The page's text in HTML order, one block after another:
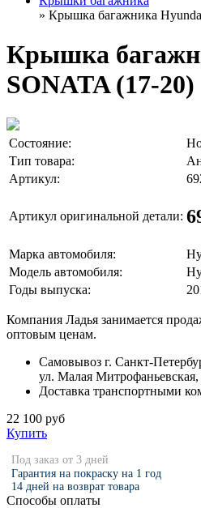
» Крышка багажника
Крышка
SONATA (17-20)
Состояние:
Тип товара:
Артикул:
Артикул оригинальной детали:
Марка автомобиля:
Модель автомобиля:
Годы выпуска:
Компания Ладья занимается
оптовым ценам.
Самовывоз г. Санкт-
ул. Малая
Доставка транспортными
22 100 руб
Купить
Под заказ от 3 дней
Гарантия на покраску на 1 год
14 дней на возврат товара
Способы оплаты